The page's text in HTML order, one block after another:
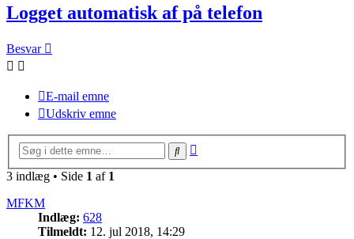
Logget automatisk af på telefon
Besvar
E-mail emne
Udskriv emne
Søg
3 indlæg • Side 1 af 1
MFKM
Indlæg: 628
Tilmeldt: 12. jul 2018, 14:29